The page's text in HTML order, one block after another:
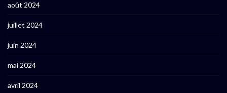
août 2024
juillet 2024
juin 2024
mai 2024
avril 2024